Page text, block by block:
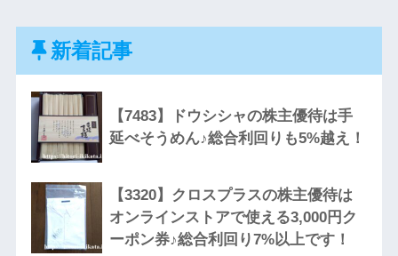
新着記事
【7483】ドウシシャの株主優待は手
延べそうめん♪総合利回りも5%越え！
【3320】クロスプラスの株主優待は
オンラインストアで使える3,000円ク
ーポン券♪総合利回り7%以上です！